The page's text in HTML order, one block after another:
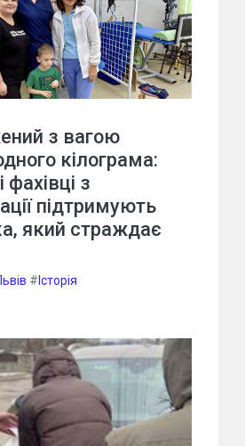
з вагою
кілограма:
фахівці з
підтримують
який страждає
# Історія